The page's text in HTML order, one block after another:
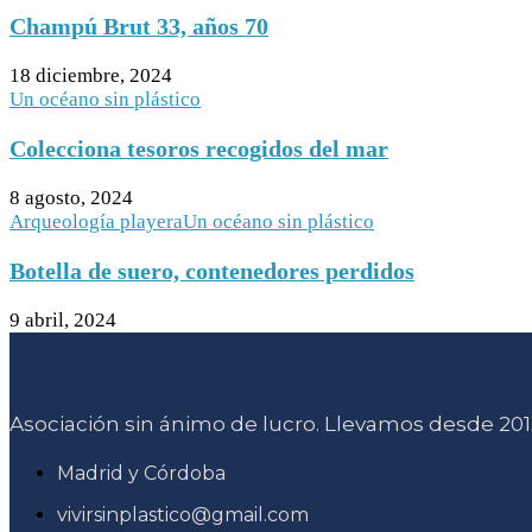
Champú Brut 33, años 70
18 diciembre, 2024
Un océano sin plástico
Colecciona tesoros recogidos del mar
8 agosto, 2024
Arqueología playeraUn océano sin plástico
Botella de suero, contenedores perdidos
9 abril, 2024
Asociación sin ánimo de lucro. Llevamos desde
Madrid y Córdoba
vivirsinplastico@gmail.com